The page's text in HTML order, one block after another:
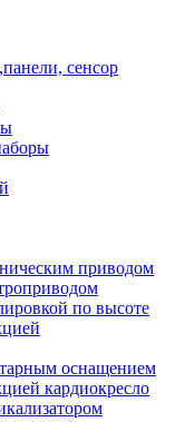
сенсор
приводом
по высоте
оснащением
кардиокресло